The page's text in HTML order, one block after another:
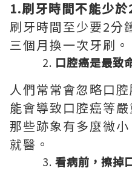
1.刷牙時間不能少於
刷牙時間至少要2分
三個月換一次牙刷。
口腔癌是最致
人們常常會忽略口
能會導致口腔癌等
那些跡象有多麼微
就醫。
看病前，擦掉